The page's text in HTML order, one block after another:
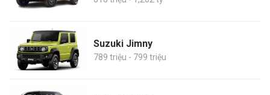
Suzuki Jimny
789 triệu - 799 triệu